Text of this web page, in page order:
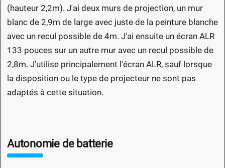
(hauteur 2,2m). J'ai deux murs de projection, un mur
blanc de 2,9m de large avec juste de la peinture blanche
avec un recul possible de 4m. J'ai ensuite un écran ALR
133 pouces sur un autre mur avec un recul possible de
2,8m. J'utilise principalement l'écran ALR, sauf lorsque
la disposition ou le type de projecteur ne sont pas
adaptés à cette situation.
Autonomie de batterie